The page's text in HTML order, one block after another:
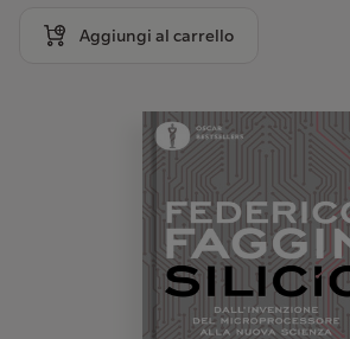
Aggiungi al carrello